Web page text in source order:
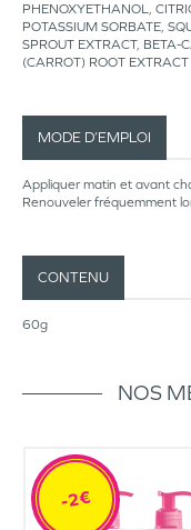
PHENOXYETHANOL,
POTASSIUM SORBATE,
SPROUT EXTRACT, BETA-
(CARROT) ROOT EXTRACT
MODE D’EMPLOI
Appliquer matin et avant
Renouveler fréquemment
CONTENU
60g
NOS
-2€